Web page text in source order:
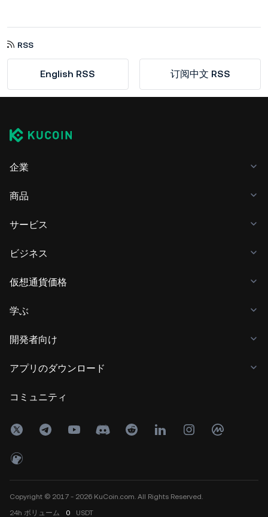
RSS
English RSS 订阅中文 RSS
企業
商品
サービス
ビジネス
仮想通貨価格
学ぶ
開発者向け
アプリのダウンロード
コミュニティ
Copyright © 2017 - 2026 KuCoin.com. All Rights Reserved.
24h ボリューム 0 USDT